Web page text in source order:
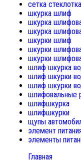
сетка
шкурка шлиф
шкурка
шкурка
шкурки шлиф
шкурки
шкурки
шлиф шкурка
шлиф шкурки
шлиф шкурки
шлифовальные
шлифшкурка
шлифшкурки
щупы
элемент
элементы
Главная